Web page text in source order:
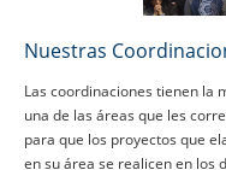
Nuestras
Las coordinaciones tienen la
una de las áreas que les
para que los proyectos que
en su área se realicen en los